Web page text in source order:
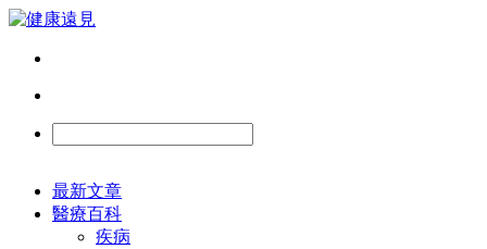
最新文章
醫療百科
疾病